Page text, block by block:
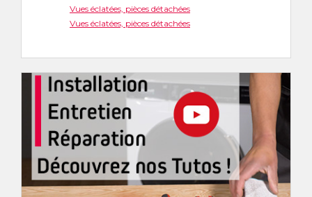
Vues éclatées, pièces détachées
Vues éclatées, pièces détachées